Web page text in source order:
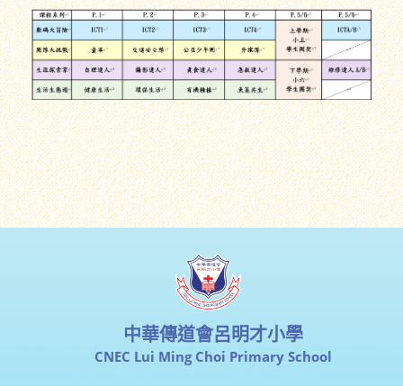
中華傳道會呂明才小學
CNEC Lui Ming Choi Primary School